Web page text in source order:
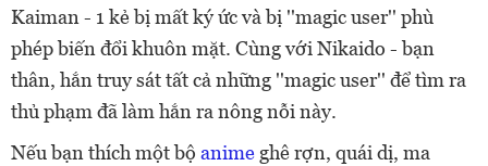
Kaiman - 1 kẻ bị mất ký ức và bị ''magic user'' phù
phép biến đổi khuôn mặt. Cùng với Nikaido - bạn
thân, hắn truy sát tất cả những ''magic user'' để tìm ra
thủ phạm đã làm hắn ra nông nỗi này.
Nếu bạn thích một bộ anime ghê rợn, quái dị, ma